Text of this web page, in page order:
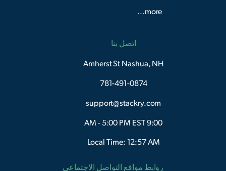
more...
اتصل بنا
Amherst St Nashua, NH
781-491-0874
support@stackry.com
9:00 AM - 5:00 PM EST
Local Time: 12:57 AM
روابط مواقع التواصل الاجتماعي